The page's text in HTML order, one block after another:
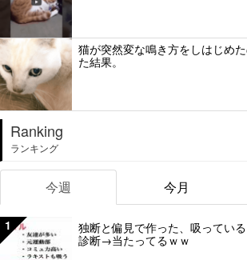
猫が突然変な鳴き方をしはじめ
た結果。
Ranking
ランキング
今週 今月
1
独断と偏見で作った、吸ってい
診断→当たってるｗｗ